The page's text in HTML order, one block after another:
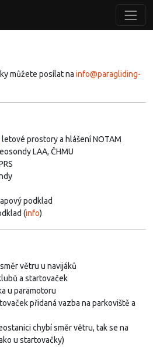
můžete posílat na info@paragliding-
letové prostory a hlášení NOTAM
LAA, ČHMU
podklad
(info)
větru u navijáků
a startovaček
u paramotoru
přidaná vazba na parkoviště a
chybí směr větru, tak se na
u startovačky)